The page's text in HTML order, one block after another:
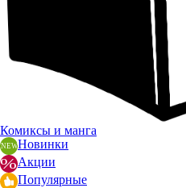
Комиксы и манга
Новинки
Акции
Популярные